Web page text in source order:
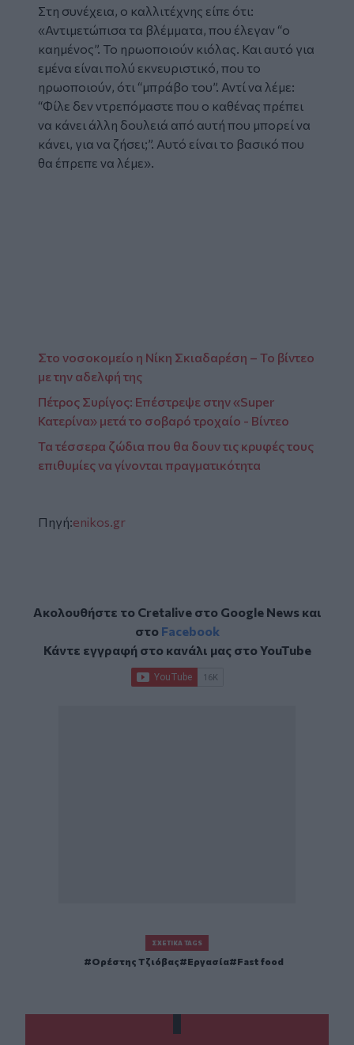
Στη συνέχεια, ο καλλιτέχνης είπε ότι:
«Αντιμετώπισα τα βλέμματα, που έλεγαν “ο
καημένος”. Το ηρωοποιούν κιόλας. Και αυτό για
εμένα είναι πολύ εκνευριστικό, που το
ηρωοποιούν, ότι “μπράβο του”. Αντί να λέμε:
“Φίλε δεν ντρεπόμαστε που ο καθένας πρέπει
να κάνει άλλη δουλειά από αυτή που μπορεί να
κάνει, για να ζήσει;”. Αυτό είναι το βασικό που
θα έπρεπε να λέμε».
Στο νοσοκομείο η Νίκη Σκιαδαρέση – Το βίντεο
με την αδελφή της
Πέτρος Συρίγος: Επέστρεψε στην «Super
Κατερίνα» μετά το σοβαρό τροχαίο - Βίντεο
Τα τέσσερα ζώδια που θα δουν τις κρυφές τους
επιθυμίες να γίνονται πραγματικότητα
Πηγή:enikos.gr
Ακολουθήστε το Cretalive στο Google Newsκαι
στο Facebook
Κάντε εγγραφή στο κανάλι μας στοYouTube
ΣΧΕΤΙΚΆ TAGS
Ορέστης Τζιόβας Εργασία Fast food